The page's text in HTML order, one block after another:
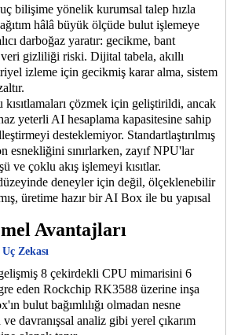
bilişime yönelik kurumsal talep hızla
hâlâ büyük ölçüde bulut işlemeye
darboğaz yaratır: gecikme, bant
gizliliği riski. Dijital tabela, akıllı
izleme için gecikmiş karar alma, sistem
çözmek için geliştirildi, ancak
yeterli AI hesaplama kapasitesine sahip
desteklemiyor. Standartlaştırılmış
esnekliğini sınırlarken, zayıf NPU'lar
ve çoklu akış işlemeyi kısıtlar.
deneyler için değil, ölçeklenebilir
üretime hazır bir AI Box ile bu yapısal
Avantajları
Zekası
8 çekirdekli CPU mimarisini 6
eden Rockchip RK3588 üzerine inşa
bulut bağımlılığı olmadan nesne
ve davranışsal analiz gibi yerel çıkarım